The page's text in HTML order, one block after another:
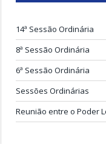
14ª Sessão Ordinária
8ª Sessão Ordinária
6ª Sessão Ordinária
Sessões Ordinárias
Reunião entre o Poder